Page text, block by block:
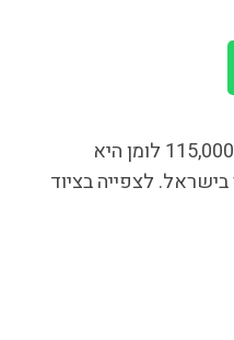
ערכת תאורה ניידת בעוצמה 115,000 לומן היא
לצפייה בציוד